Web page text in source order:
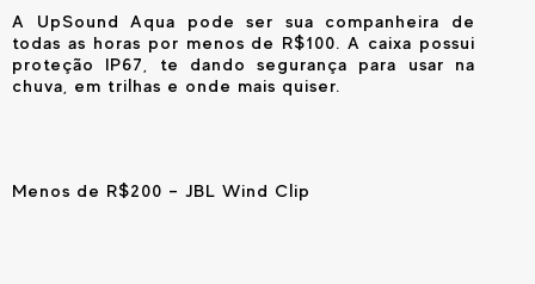
A UpSound Aqua pode ser sua companheira de
todas as horas por menos de R$100. A caixa possui
proteção IP67, te dando segurança para usar na
chuva, em trilhas e onde mais quiser.
Menos de R$200 – JBL Wind Clip